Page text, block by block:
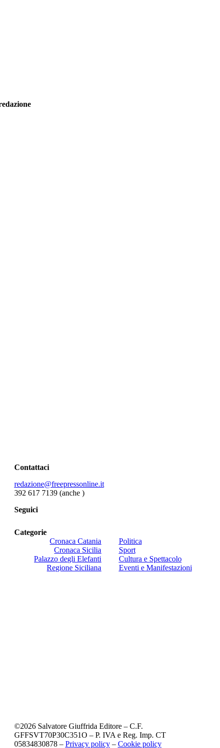
Contattaci
redazione@freepressonline.it
392 617 7139 (anche )
Seguici
Categorie
Cronaca Catania
Cronaca Sicilia
Palazzo degli Elefanti
Regione Siciliana
Politica
Sport
Cultura e Spettacolo
Eventi e Manifestazioni
©2026Salvatore Giuffrida Editore – C.F.
GFFSVT70P30C351O – P. IVA e Reg. Imp. CT
05834830878 – Privacy policy– Cookie policy